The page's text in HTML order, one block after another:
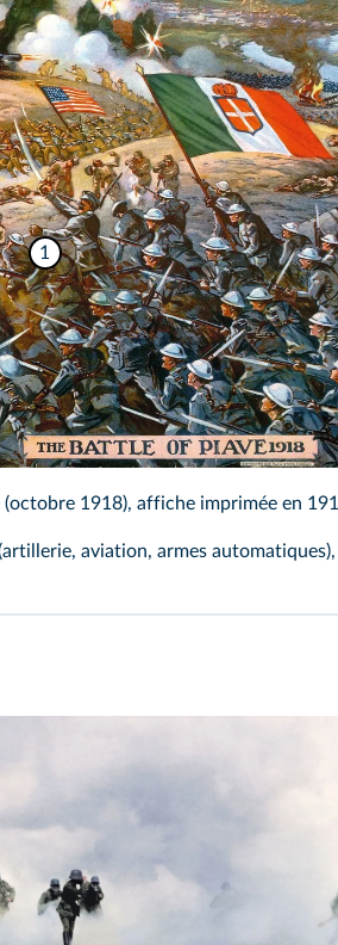
1
(octobre 1918), affiche imprimée en
aviation, armes